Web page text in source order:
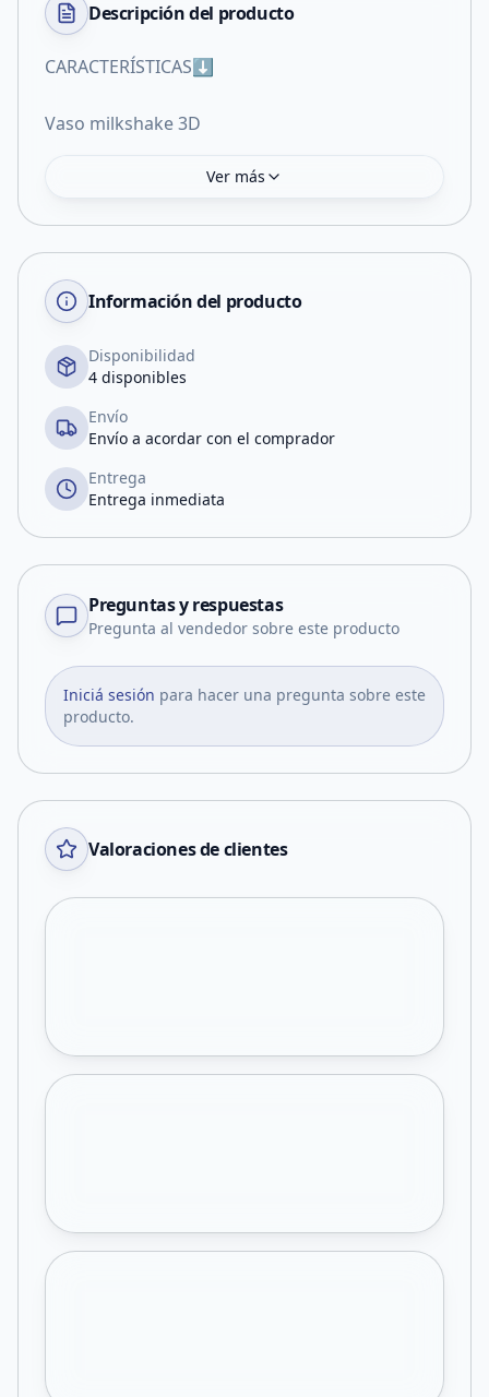
Descripción del producto
CARACTERÍSTICAS⬇️
Vaso milkshake 3D
Ver más
Información del producto
Disponibilidad
4 disponibles
Envío
Envío a acordar con el comprador
Entrega
Entrega inmediata
Preguntas y respuestas
Pregunta al vendedor sobre este producto
Iniciá sesión para hacer una pregunta sobre este
producto.
Valoraciones de clientes